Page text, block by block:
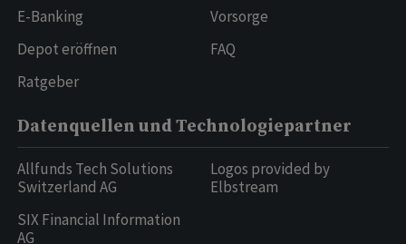
E-Banking
Depot eröffnen
Ratgeber
Vorsorge
FAQ
Datenquellen und Technologiepartner
Allfunds Tech Solutions
Switzerland AG
SIX Financial Information
AG
Logos provided by
Elbstream